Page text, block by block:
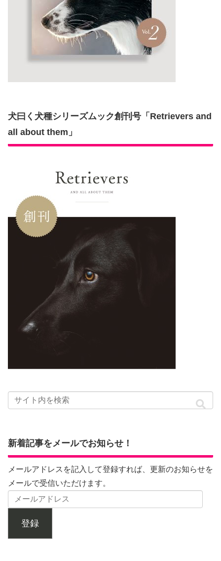
犬曰く犬種シリーズムック創刊号「Retrievers and
all about them」
新着記事をメールでお知らせ！
メールアドレスを記入して登録すれば、更新のお知らせを
メールで受信いただけます。
登録